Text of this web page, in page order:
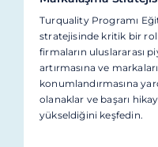
Turquality Programı
stratejisinde kritik bir
firmaların uluslararası
artırmasına ve
konumlandırmasına
olanaklar ve başarı
yükseldiğini keşfedin.